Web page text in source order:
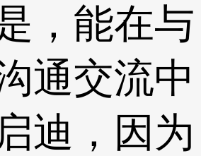
，能在与
通交流中
迪，因为